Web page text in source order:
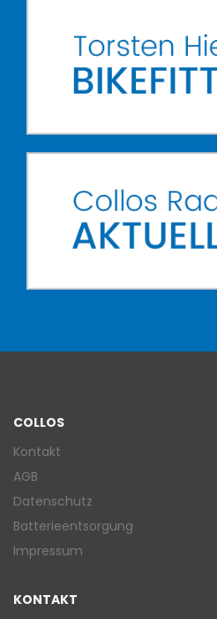
COLLOS
Kontakt
AGB
Datenschutz
Batterieentsorgung
Impressum
KONTAKT